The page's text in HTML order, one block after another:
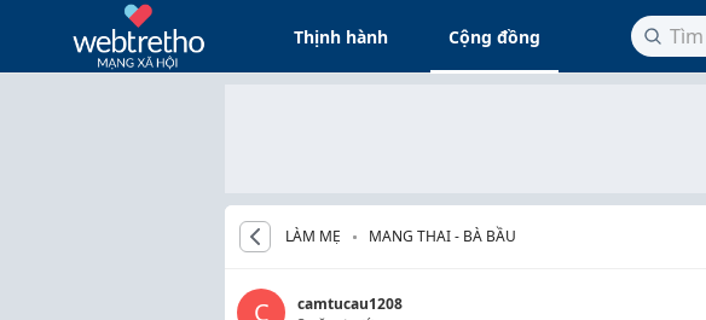
Thịnh hành Cộng đồng
LÀM MẸ MANG THAI - BÀ BẦU
C
camtucau1208